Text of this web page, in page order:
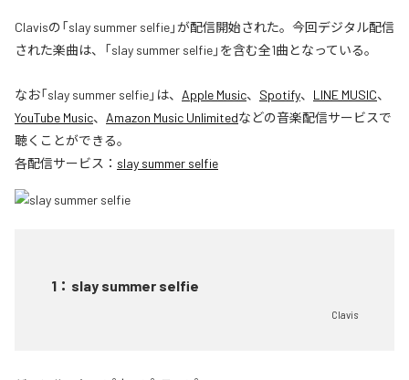
Clavisの「slay summer selfie」が配信開始された。今回デジタル配信
された楽曲は、「slay summer selfie」を含む全1曲となっている。
なお「slay summer selfie」は、 Apple Music、 Spotify、 LINE MUSIC、
YouTube Music、 Amazon Music Unlimitedなどの音楽配信サービスで
聴くことができる。
各配信サービス： slay summer selfie
1 ： slay summer selfie
Clavis